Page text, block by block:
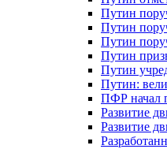
Путин
Путин
Путин
Путин
Путин
Путин:
ПФР начал
Развитие
Развитие